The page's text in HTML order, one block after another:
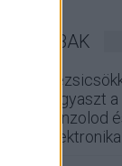
fogyaszt
konzolod